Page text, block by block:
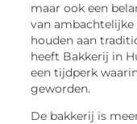
maar ook een
van
houden aan
heeft Bakkerij in
een tijdperk
geworden.
De bakkerij is